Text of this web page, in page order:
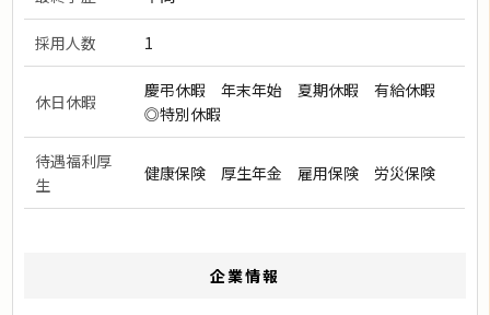
採用人数 1
休日休暇
慶弔休暇 年末年始 夏期休暇 有給休暇
◎特別休暇
待遇福利厚
生
健康保険 厚生年金 雇用保険 労災保険
企業情報